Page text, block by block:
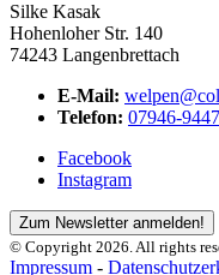
Silke Kasak
Hohenloher Str. 140
74243 Langenbrettach
E-Mail:
Telefon: 07946-
Facebook
Instagram
Zum Newsletter anmelden!
© Copyright 2026. All rights
Impressum -